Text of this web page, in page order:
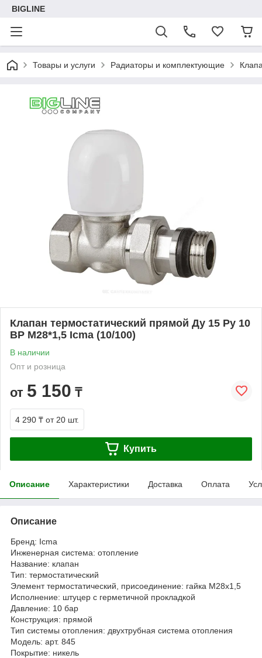
BIGLINE
Товары и услуги Радиаторы и комплектующие
Клапан термостатический прямой Ду 15 Ру 10
ВР М28*1,5 Icma (10/100)
В наличии
Опт и розница
от 5 150 ₸
4 290 ₸ от 20 шт.
Купить
Описание Характеристики Доставка Оплата
Описание
Бренд: Icma
Инженерная система: отопление
Название: клапан
Тип: термостатический
Элемент термостатический, присоединение: гайка М28х1,5
Исполнение: штуцер с герметичной прокладкой
Давление: 10 бар
Конструкция: прямой
Тип системы отопления: двухтрубная система отопления
Модель: арт. 845
Покрытие: никель